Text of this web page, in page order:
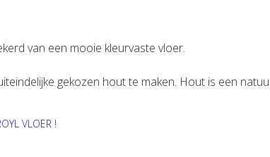
van een mooie kleurvaste vloer.
gekozen hout te maken. Hout is een
VLOER !